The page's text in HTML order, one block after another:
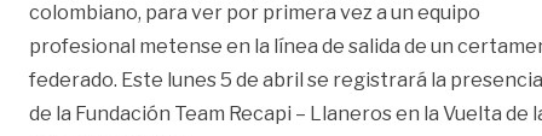
colombiano, para ver por primera vez a un equipo
profesional metense en la línea de salida de un
federado. Este lunes 5 de abril se registrará la presencia
de la Fundación Team Recapi – Llaneros en la Vuelta de